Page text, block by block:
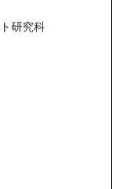
研究科